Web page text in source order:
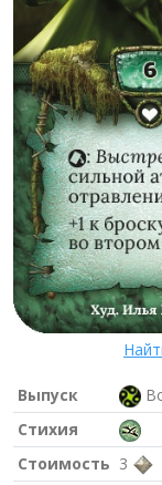
Выпуск
Стихия
Стоимость 3